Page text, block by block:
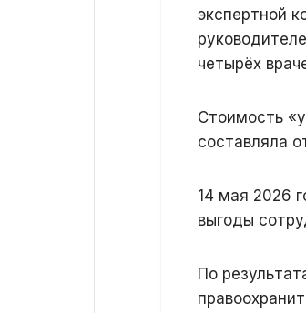
экспертной
четырёх
Стоимость
составляла
14 мая 2026
выгоды
По